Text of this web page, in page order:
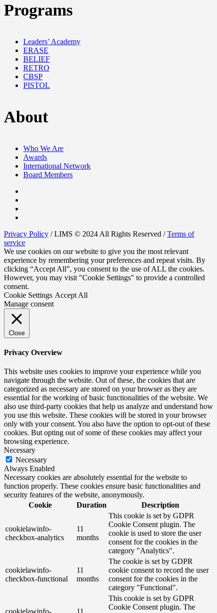
Programs
Leaders’ Academy
ERASE
BELIEF
RETRO
CBSP
PISTOL
About
Who We Are
Awards
International Network
Board Members
Privacy Policy / LIMS © 2024 All Rights Reserved /Terms of
service
We use cookies on our website to give you the most relevant
experience by remembering your preferences and repeat visits. By
clicking “Accept All”, you consent to the use of ALL the cookies.
However, you may visit "Cookie Settings" to provide a controlled
consent.
Cookie Settings Accept All
Manage consent
Close
Privacy Overview
This website uses cookies to improve your experience while you
navigate through the website. Out of these, the cookies that are
categorized as necessary are stored on your browser as they are
essential for the working of basic functionalities of the website. We
also use third-party cookies that help us analyze and understand how
you use this website. These cookies will be stored in your browser
only with your consent. You also have the option to opt-out of these
cookies. But opting out of some of these cookies may affect your
browsing experience.
Necessary
Necessary
Always Enabled
Necessary cookies are absolutely essential for the website to
function properly. These cookies ensure basic functionalities and
security features of the website, anonymously.
Cookie
Duration Description
cookielawinfo-
checkbox-analytics
11
months
This cookie is set by GDPR
Cookie Consent plugin. The
cookie is used to store the user
consent for the cookies in the
category "Analytics".
cookielawinfo-
checkbox-functional
11
months
The cookie is set by GDPR
cookie consent to record the user
consent for the cookies in the
category "Functional".
cookielawinfo- 11
This cookie is set by GDPR
Cookie Consent plugin. The